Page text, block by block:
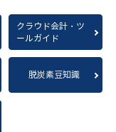
クラウド会計・ツ
ールガイド
脱炭素豆知識